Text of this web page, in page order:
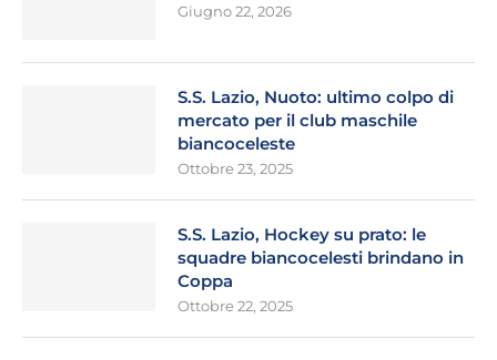
Giugno 22, 2026
S.S. Lazio, Nuoto: ultimo colpo di
mercato per il club maschile
biancoceleste
Ottobre 23, 2025
S.S. Lazio, Hockey su prato: le
squadre biancocelesti brindano in
Coppa
Ottobre 22, 2025